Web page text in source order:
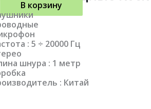
В корзину
: 5 ÷ 20000 Гц
шнура : 1 метр
: Китай